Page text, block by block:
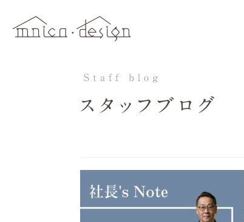
スタッフブログ
Staff blog